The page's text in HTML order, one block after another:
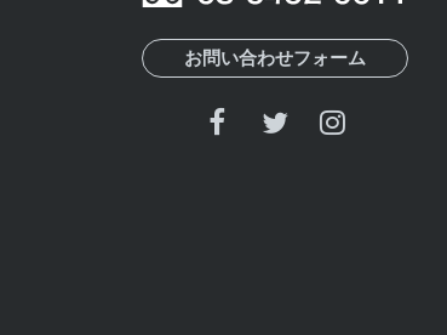
お問い合わせフォーム